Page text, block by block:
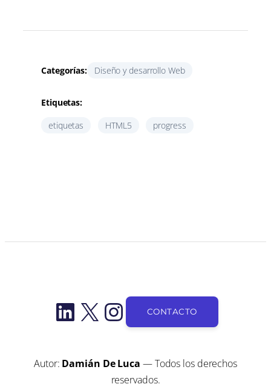
Categorías: Diseño y desarrollo Web
Etiquetas:
etiquetas HTML5 progress
LinkedIn
X Instagram
CONTACTO
Autor: Damián De Luca — Todos los derechos
reservados.